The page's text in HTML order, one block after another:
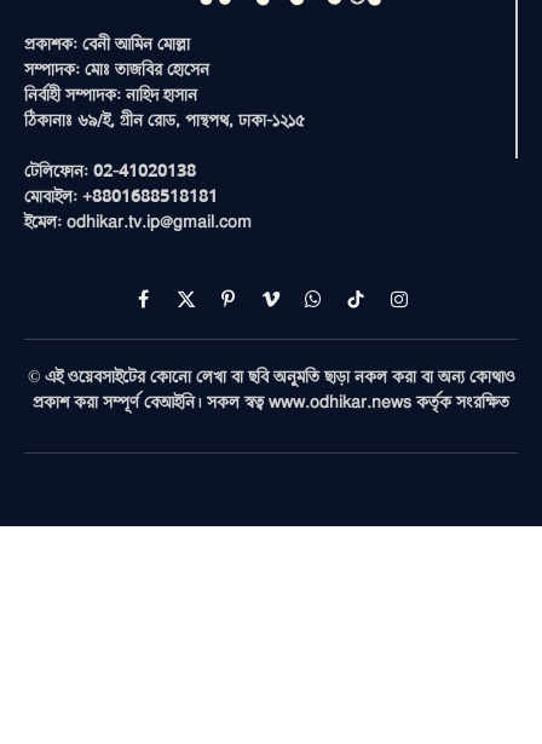
প্রকাশক: বেনী আমিন মোল্লা
সম্পাদক: মোঃ তাজবির হোসেন
নির্বাহী সম্পাদক: নাহিদ হাসান
ঠিকানাঃ ৬৯/ই, গ্রীন রোড, পান্থপথ, ঢাকা-১২১৫
টেলিফোন: 02-41020138
মোবাইল: +8801688518181
ইমেল: odhikar.tv.ip@gmail.com
Facebook
X
(Twitter)
PinterestVimeoWhatsAppTikTokInstagram
© এই ওয়েবসাইটের কোনো লেখা বা ছবি অনুমতি ছাড়া নকল করা বা অন্য কোথাও
প্রকাশ করা সম্পূর্ণ বেআইনি। সকল স্বত্ব www.odhikar.news কর্তৃক সংরক্ষিত